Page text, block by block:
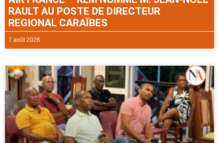
RAULT AU POSTE DE DIRECTEUR
REGIONAL CARAÏBES
7 août 2026